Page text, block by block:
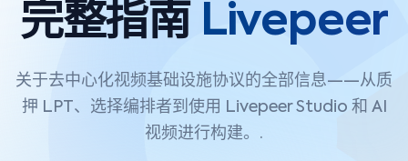
完整指南 Livepeer
关于去中心化视频基础设施协议的全部信息——从质
押 LPT、选择编排者到使用 Livepeer Studio 和 AI
视频进行构建。.